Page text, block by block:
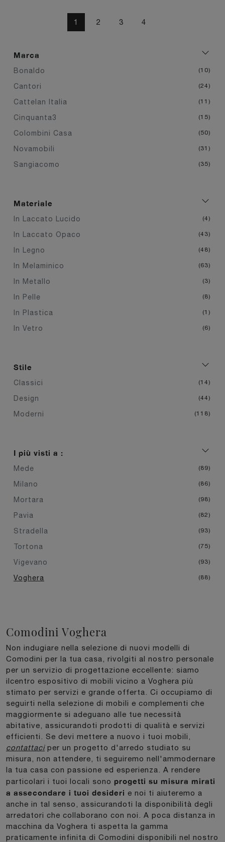
Marca
Bonaldo 10
Cantori 24
Cattelan Italia 11
Cinquanta3 15
Colombini Casa 50
Novamobili 31
Sangiacomo 35
Materiale
In Laccato Lucido 4
In Laccato Opaco 43
In Legno 48
In Melaminico 63
In Metallo 3
In Pelle 8
In Plastica 1
In Vetro 6
Stile
Classici 14
Design 44
Moderni 118
I più visti a :
Mede 89
Milano 86
Mortara 98
Pavia 82
Stradella 93
Tortona 75
Vigevano 93
Voghera 88
1 2 3 4
Comodini Voghera
Non indugiare nella selezione di nuovi modelli di
Comodini per la tua casa, rivolgiti al nostro personale
per un servizio di progettazione eccellente: siamo
ilcentro espositivo di mobili vicino a Voghera più
stimato per servizi e grande offerta. Ci occupiamo di
seguirti nella selezione di mobili e complementi che
maggiormente si adeguano alle tue necessità
abitative, assicurandoti prodotti di qualità e servizi
efficienti. Se devi mettere a nuovo i tuoi mobili,
contattaciper un progetto d'arredo studiato su
misura, non attendere, ti seguiremo nell'ammodernare
la tua casa con passione ed esperienza. A rendere
particolari i tuoi locali sono progetti su misura mirati
a assecondare i tuoi desideri e noi ti aiuteremo a
anche in tal senso, assicurandoti la disponibilità degli
arredatori che collaborano con noi. A poca distanza in
macchina da Voghera ti aspetta la gamma
praticamente infinita di Comodini disponibili nel nostro